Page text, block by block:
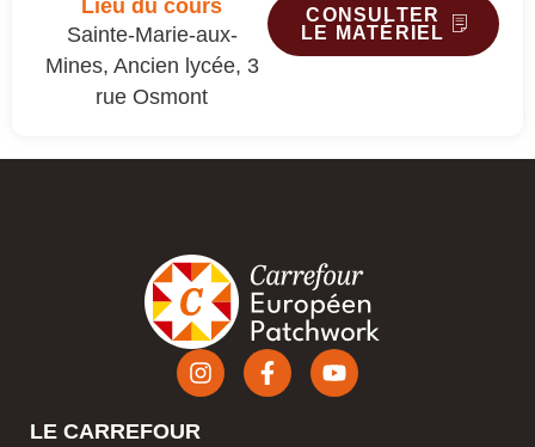
Lieu du cours
Sainte-Marie-aux-
Mines, Ancien lycée, 3
rue Osmont
CONSULTER
LE MATÉRIEL
LE CARREFOUR